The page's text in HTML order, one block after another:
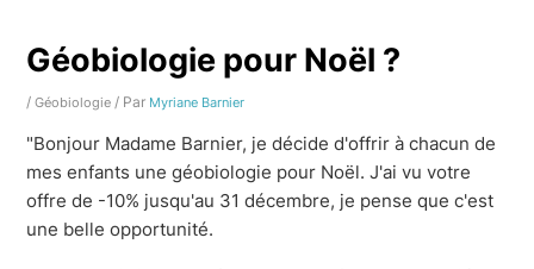
Géobiologie pour Noël ?
/Géobiologie / Par Myriane Barnier
"Bonjour Madame Barnier, je décide d'offrir à chacun de
mes enfants une géobiologie pour Noël. J'ai vu votre
offre de -10% jusqu'au 31 décembre, je pense que c'est
une belle opportunité.